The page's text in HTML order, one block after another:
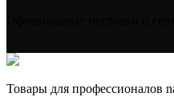
Товары для профессионалов